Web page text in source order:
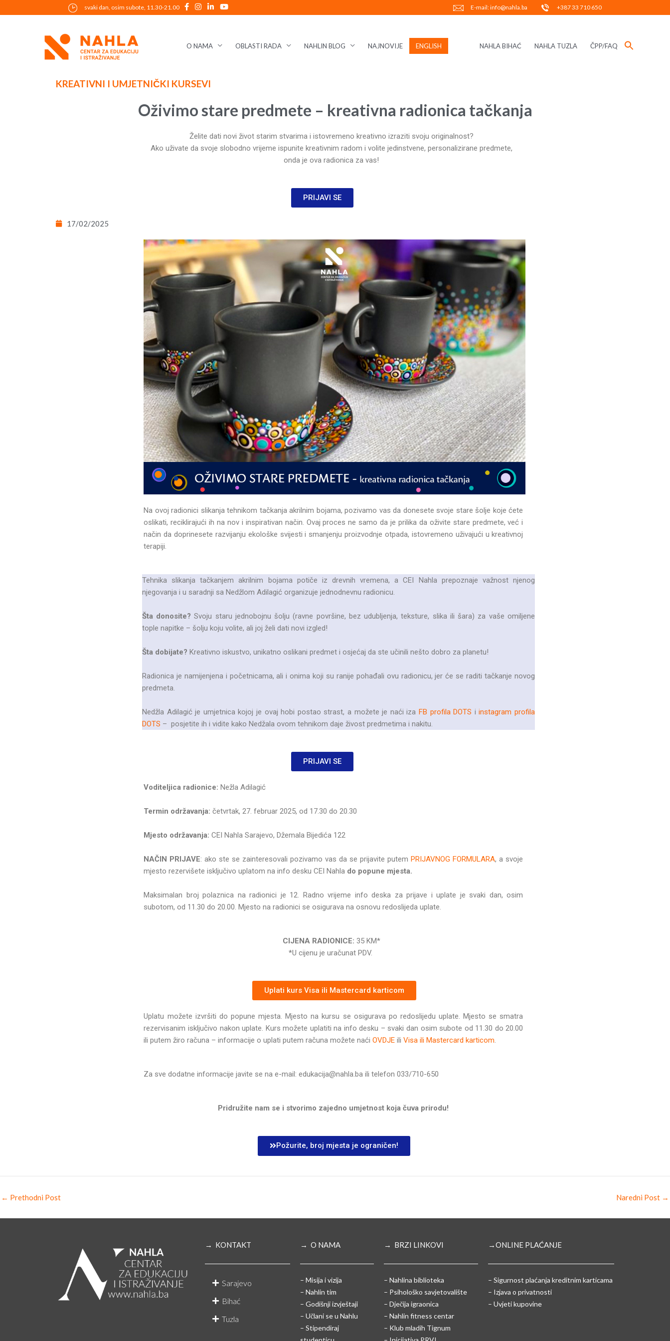
to
svaki dan, osim subote, 11.30-21.00 E-mail: info@nahla.ba +387 33 710 650
O NAMA OBLASTI RADA NAHLIN BLOG NAJNOVIJE ENGLISH NAHLA BIHAĆ NAHLA TUZLA ČPP/FAQ
KREATIVNI I UMJETNIČKI KURSEVI
Oživimo stare predmete – kreativna radionica tačkanja
Želite dati novi život starim stvarima i istovremeno kreativno izraziti svoju originalnost?
Ako uživate da svoje slobodno vrijeme ispunite kreativnim radom i volite jedinstvene, personalizirane predmete,
onda je ova radionica za vas!
PRIJAVI SE
17/02/2025
Na ovoj radionici slikanja tehnikom tačkanja akrilnim bojama, pozivamo vas da donesete svoje stare šolje koje ćete
oslikati, reciklirajući ih na nov i inspirativan način. Ovaj proces ne samo da je prilika da oživite stare predmete, već i
način da doprinesete razvijanju ekološke svijesti i smanjenju proizvodnje otpada, istovremeno uživajući u kreativnoj
terapiji.
Tehnika slikanja tačkanjem akrilnim bojama potiče iz drevnih vremena, a CEI Nahla prepoznaje važnost njenog
njegovanja i u saradnji sa Nedžlom Adilagić organizuje jednodnevnu radionicu.
Šta donosite? Svoju staru jednobojnu šolju (ravne površine, bez udubljenja, teksture, slika ili šara) za vaše omiljene
tople napitke – šolju koju volite, ali joj želi dati novi izgled!
Šta dobijate? Kreativno iskustvo, unikatno oslikani predmet i osjećaj da ste učinili nešto dobro za planetu!
Radionica je namijenjena i početnicama, ali i onima koji su ranije pohađali ovu radionicu, jer će se raditi tačkanje novog
predmeta.
Nedžla Adilagić je umjetnica kojoj je ovaj hobi postao strast, a možete je naći iza FB profila DOTS iinstagram profila
DOTS – posjetite ih i vidite kako Nedžala ovom tehnikom daje živost predmetima i nakitu.
PRIJAVI SE
Voditeljica radionice: Nežla Adilagić
Termin održavanja: četvrtak, 27. februar 2025, od 17.30 do 20.30
Mjesto održavanja: CEI Nahla Sarajevo, Džemala Bijedića 122
NAČIN PRIJAVE: ako ste se zainteresovali pozivamo vas da se prijavite putemPRIJAVNOG FORMULARA, a svoje
mjesto rezervišete isključivo uplatom na info desku CEI Nahla do popune mjesta.
Maksimalan broj polaznica na radionici je 12. Radno vrijeme info deska za prijave i uplate je svaki dan, osim
subotom, od 11.30 do 20.00. Mjesto na radionici se osigurava na osnovu redoslijeda uplate.
CIJENA RADIONICE: 35 KM*
*U cijenu je uračunat PDV. ​
Uplati kurs Visa ili Mastercard karticom
Uplatu možete izvršiti do popune mjesta. Mjesto na kursu se osigurava po redoslijedu uplate. Mjesto se smatra
rezervisanim isključivo nakon uplate. Kurs možete uplatiti na info desku – svaki dan osim subote od 11.30 do 20.00
ili putem žiro računa – informacije o uplati putem računa možete naćiOVDJE iliVisa ili Mastercard karticom.
Za sve dodatne informacije javite se na e-mail: edukacija@nahla.ba ili telefon 033/710-650
Pridružite nam se i stvorimo zajedno umjetnost koja čuva prirodu!
Požurite, broj mjesta je ograničen!
← Prethodni Post Naredni Post →
→ KONTAKT
Sarajevo
Bihać
Tuzla
→ O NAMA
– Misija i vizija
– Nahlin tim
– Godišnji izvještaji
– Učlani se u Nahlu
– Stipendiraj
→ BRZI LINKOVI
– Nahlina biblioteka
– Psihološko savjetovalište
– Dječija igraonica
– Nahlin fitness centar
– Klub mladih Tignum
→ONLINE PLAĆANJE
– Sigurnost plaćanja kreditnim karticama
– Izjava o privatnosti
– Uvjeti kupovine